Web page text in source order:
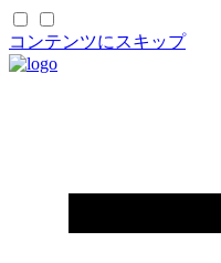
コンテンツにスキップ